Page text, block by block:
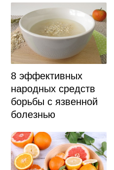
8 эффективных
народных средств
борьбы с язвенной
болезнью